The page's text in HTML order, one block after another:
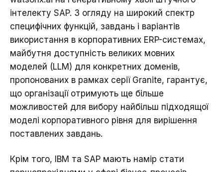
інтелекту SAP. З огляду на широкий спектр
специфічних функцій, завдань і варіантів
використання в корпоративних ERP-системах,
майбутня доступність великих мовних
моделей (LLM) для конкретних доменів,
пропонованих в рамках серії Granite, гарантує,
що організації отримують ще більше
можливостей для вибору найбільш підходящої
моделі корпоративного рівня для вирішення
поставлених завдань.
Крім того, IBM та SAP мають намір стати